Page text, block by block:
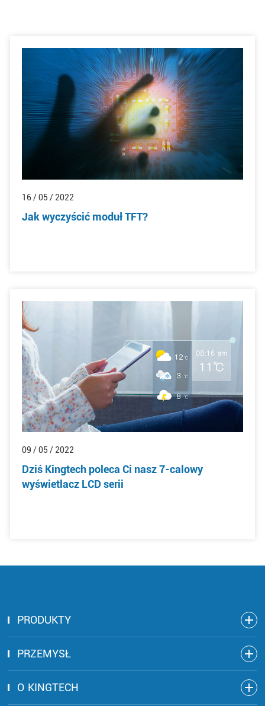
16 / 05 / 2022
Jak wyczyścić moduł TFT?
09 / 05 / 2022
Dziś Kingtech poleca Ci nasz 7-calowy
wyświetlacz LCD serii
PRODUKTY
PRZEMYSŁ
O KINGTECH